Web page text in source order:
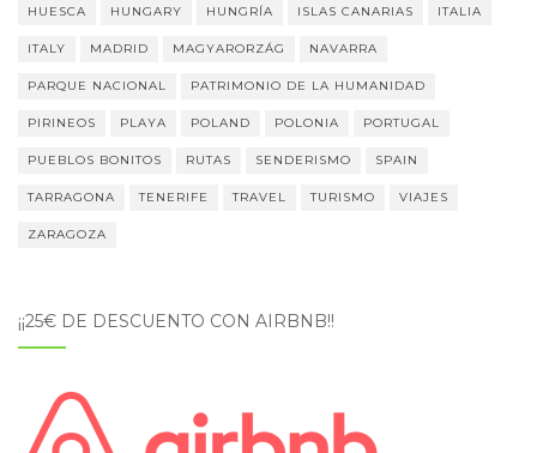
HUESCA HUNGARY HUNGRÍA ISLAS CANARIAS ITALIA
ITALY MADRID MAGYARORZÁG NAVARRA
PARQUE NACIONAL PATRIMONIO DE LA HUMANIDAD
PIRINEOS PLAYA POLAND POLONIA PORTUGAL
PUEBLOS BONITOS RUTAS SENDERISMO SPAIN
TARRAGONA TENERIFE TRAVEL TURISMO VIAJES
ZARAGOZA
¡¡25€ DE DESCUENTO CON AIRBNB!!